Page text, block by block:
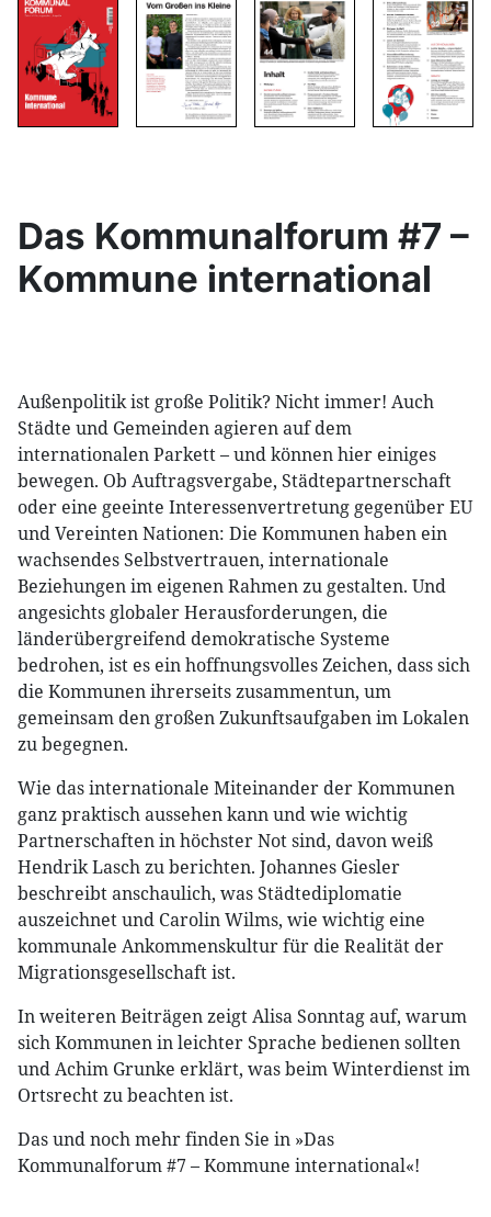
Das Kommunalforum #7 –
Kommune international
Außenpolitik ist große Politik? Nicht immer! Auch
Städte und Gemeinden agieren auf dem
internationalen Parkett – und können hier einiges
bewegen. Ob Auftragsvergabe, Städtepartnerschaft
oder eine geeinte Interessenvertretung gegenüber EU
und Vereinten Nationen: Die Kommunen haben ein
wachsendes Selbstvertrauen, internationale
Beziehungen im eigenen Rahmen zu gestalten. Und
angesichts globaler Herausforderungen, die
länderübergreifend demokratische Systeme
bedrohen, ist es ein hoffnungsvolles Zeichen, dass sich
die Kommunen ihrerseits zusammentun, um
gemeinsam den großen Zukunftsaufgaben im Lokalen
zu begegnen.
Wie das internationale Miteinander der Kommunen
ganz praktisch aussehen kann und wie wichtig
Partnerschaften in höchster Not sind, davon weiß
Hendrik Lasch zu berichten. Johannes Giesler
beschreibt anschaulich, was Städtediplomatie
auszeichnet und Carolin Wilms, wie wichtig eine
kommunale Ankommenskultur für die Realität der
Migrationsgesellschaft ist.
In weiteren Beiträgen zeigt Alisa Sonntag auf, warum
sich Kommunen in leichter Sprache bedienen sollten
und Achim Grunke erklärt, was beim Winterdienst im
Ortsrecht zu beachten ist.
Das und noch mehr finden Sie in »Das
Kommunalforum #7 – Kommune international«!